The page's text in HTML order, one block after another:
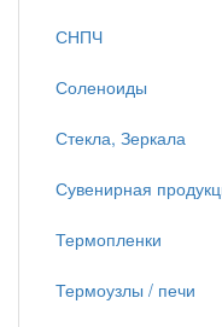
СНПЧ
Соленоиды
Стекла, Зеркала
Сувенирная
Термопленки
Термоузлы / печи